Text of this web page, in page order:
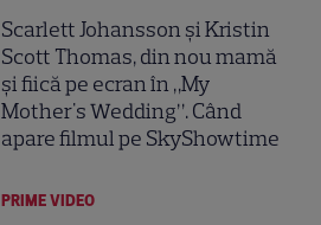
Scarlett Johansson și Kristin
Scott Thomas, din nou mamă
și fiică pe ecran în „My
Mother's Wedding”. Când
apare filmul pe SkyShowtime
PRIME VIDEO